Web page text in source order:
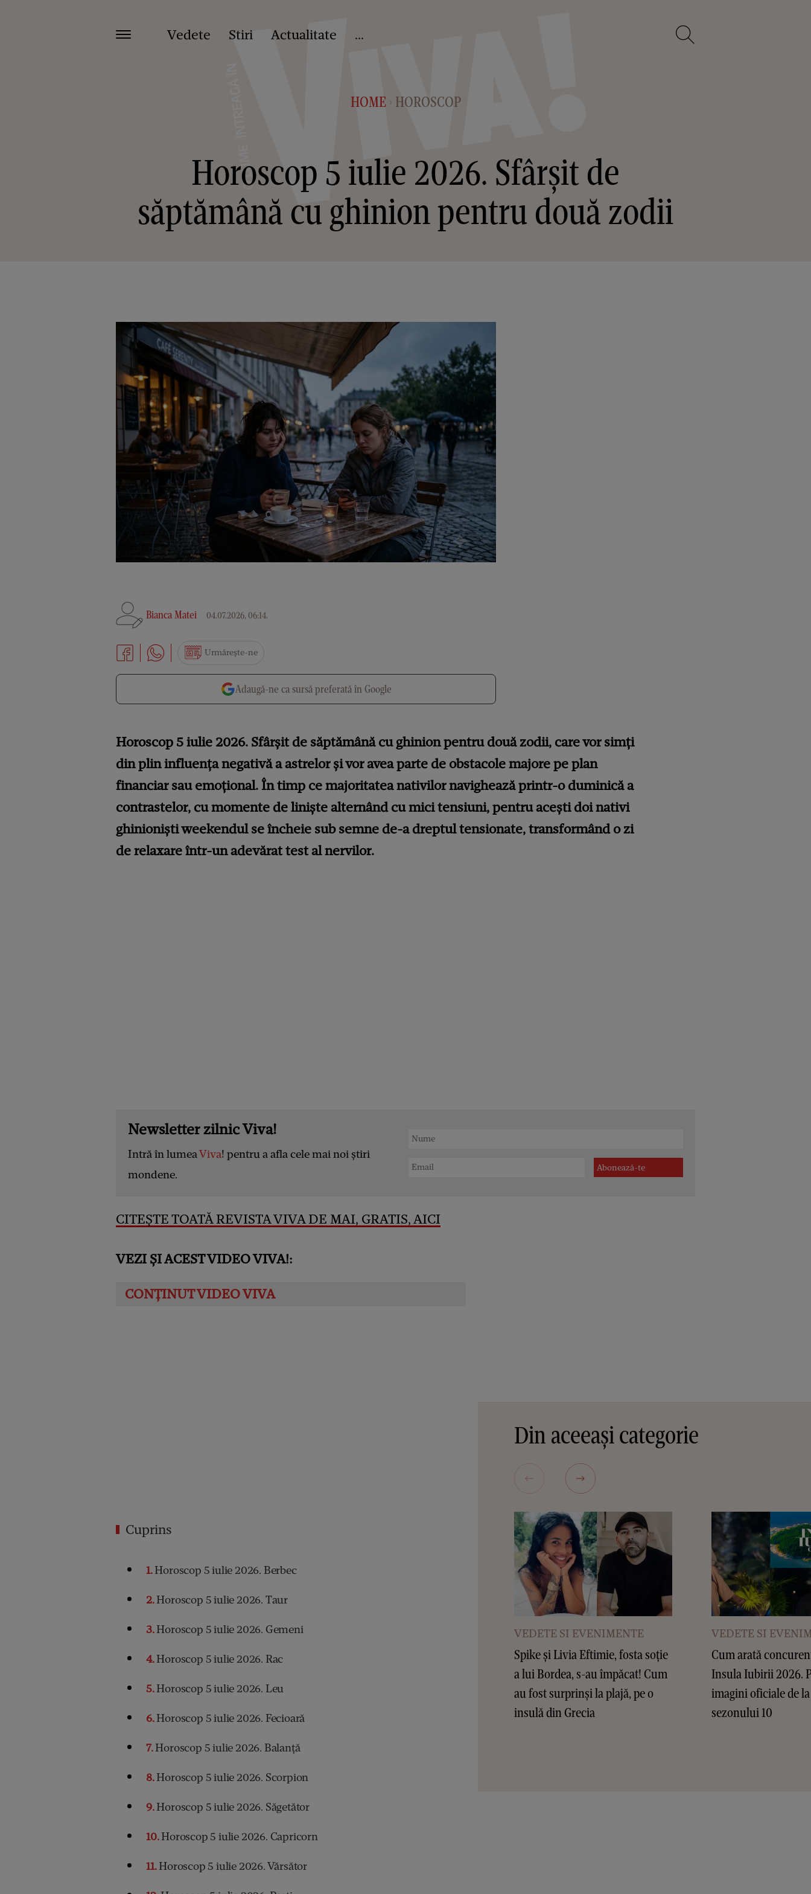
Vedete Stiri Actualitate ...
HOME > HOROSCOP
Horoscop 5 iulie 2026. Sfârșit de
săptămână cu ghinion pentru două zodii
Bianca Matei 04.07.2026, 06:14.
Urmărește-ne
Adaugă-ne ca sursă preferată în Google
Horoscop 5 iulie 2026. Sfârșit de săptămână cu ghinion pentru două zodii, care vor simți
din plin influența negativă a astrelor și vor avea parte de obstacole majore pe plan
financiar sau emoțional. În timp ce majoritatea nativilor navighează printr-o duminică a
contrastelor, cu momente de liniște alternând cu mici tensiuni, pentru acești doi nativi
ghinioniști weekendul se încheie sub semne de-a dreptul tensionate, transformând o zi
de relaxare într-un adevărat test al nervilor.
Newsletter zilnic Viva!
Intră în lumeaViva! pentru a afla cele mai noi știri
mondene.
CITEȘTE TOATĂ REVISTA VIVA DE MAI, GRATIS, AICI
VEZI ȘI ACEST VIDEO VIVA!:
Cuprins
1Horoscop 5 iulie 2026. Berbec
2Horoscop 5 iulie 2026. Taur
3Horoscop 5 iulie 2026. Gemeni
4Horoscop 5 iulie 2026. Rac
5Horoscop 5 iulie 2026. Leu
6Horoscop 5 iulie 2026. Fecioară
7Horoscop 5 iulie 2026. Balanță
8Horoscop 5 iulie 2026. Scorpion
9Horoscop 5 iulie 2026. Săgetător
10Horoscop 5 iulie 2026. Capricorn
11Horoscop 5 iulie 2026. Vărsător
Din aceeași categorie
VEDETE SI EVENIMENTE
Spike și Livia Eftimie, fosta soție
a lui Bordea, s-au împăcat! Cum
au fost surprinși la plajă, pe o
insulă din Grecia
VEDETE SI
Cum arată
Insula Iubirii 2026.
imagini oficiale de
sezonului 10